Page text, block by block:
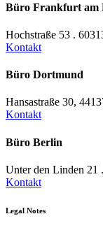
Büro Frankfurt am
Hochstraße 53 .
Kontakt
Büro Dortmund
Hansastraße 30,
Kontakt
Büro Berlin
Unter den Linden 21
Kontakt
Legal Notes